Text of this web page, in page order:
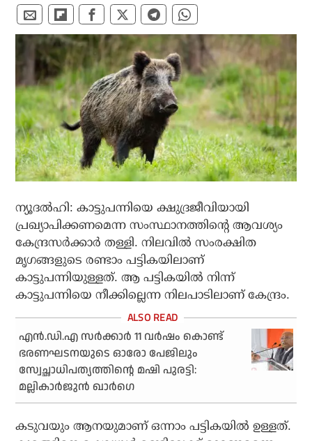
ന്യൂദല്‍ഹി: കാട്ടുപന്നിയെ ക്ഷുദ്രജീവിയായി
പ്രഖ്യാപിക്കണമെന്ന സംസ്ഥാനത്തിന്റെ ആവശ്യം
കേന്ദ്രസര്‍ക്കാര്‍ തള്ളി. നിലവില്‍ സംരക്ഷിത
മൃഗങ്ങളുടെ രണ്ടാം പട്ടികയിലാണ്
കാട്ടുപന്നിയുള്ളത്. ആ പട്ടികയില്‍ നിന്ന്
കാട്ടുപന്നിയെ നീക്കില്ലെന്ന നിലപാടിലാണ് കേന്ദ്രം.
എന്‍.ഡി.എ സര്‍ക്കാര്‍ 11 വര്‍ഷം കൊണ്ട്
ഭരണഘടനയുടെ ഓരോ പേജിലും
സ്വേച്ഛാധിപത്യത്തിന്റെ മഷി പുരട്ടി:
മല്ലികാര്‍ജുന്‍ ഖാര്‍ഗെ
കടുവയും ആനയുമാണ് ഒന്നാം പട്ടികയില്‍ ഉള്ളത്.